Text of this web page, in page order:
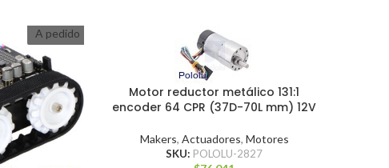
A pedido
Motor reductor metálico 131:1
encoder 64 CPR (37D-70L mm) 12V
Makers, Actuadores, Motores
SKU: POLOLU-2827